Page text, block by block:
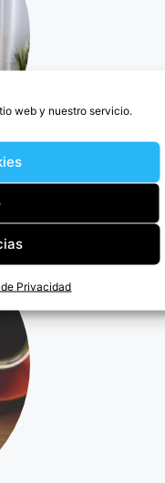
web y nuestro servicio.
Privacidad
Ogisaka Garden